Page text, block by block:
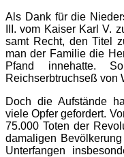
Als Dank für die
III. vom Kaiser Karl V.
samt Recht, den Titel
man der Familie die
Pfand innehatte.
Reichserbtruchseß von
Doch die Aufstände
viele Opfer gefordert.
75.000 Toten der
damaligen
Unterfangen